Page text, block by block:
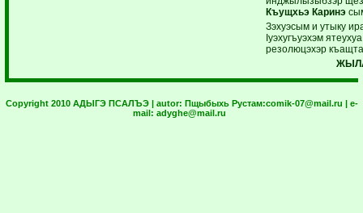
Къущхьэ Каринэ
Зэхуэсым и утыку
Iуэхугъуэхэм ятеухуа
резолюцэхэр
Copyright 2010 АДЫГЭ ПСАЛЪЭ | autor: Пщыбыхь Рустам:comik-07@mail.ru | e-
mail: adyghe@mail.ru